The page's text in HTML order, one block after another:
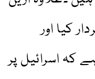
کیا اور
کہ اسرائیل پر